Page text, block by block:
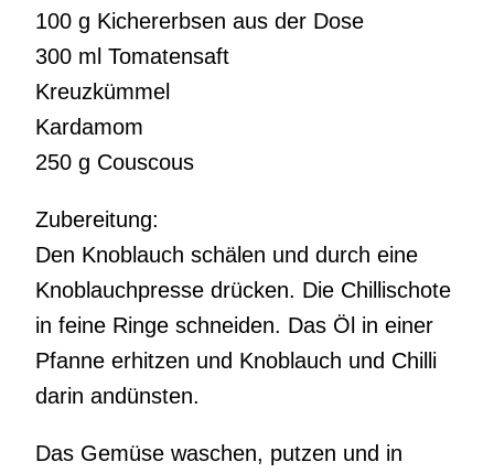
100 g Kichererbsen aus der Dose
300 ml Tomatensaft
Kreuzkümmel
Kardamom
250 g Couscous
Zubereitung:
Den Knoblauch schälen und durch eine
Knoblauchpresse drücken. Die Chillischote
in feine Ringe schneiden. Das Öl in einer
Pfanne erhitzen und Knoblauch und Chilli
darin andünsten.
Das Gemüse waschen, putzen und in